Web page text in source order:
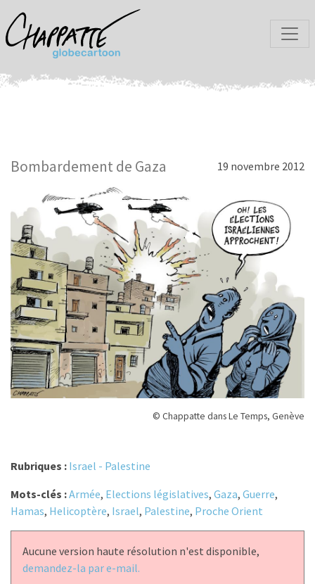
Bombardement de Gaza 19 novembre 2012
© Chappatte dans Le Temps, Genève
Rubriques : Israel - Palestine
Mots-clés :Armée, Elections législatives, Gaza, Guerre,
Hamas, Helicoptère, Israel, Palestine, Proche Orient
Aucune version haute résolution n'est disponible,
demandez-la par e-mail.